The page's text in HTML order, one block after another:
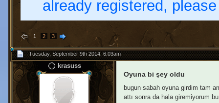
already registered,
1 2 3
Tuesday, September 9th 2014, 6:03am
krasuss
Oyuna bi şey oldu
bugun sabah oyuna girdim tam
attı sonra da hala giremiyorum